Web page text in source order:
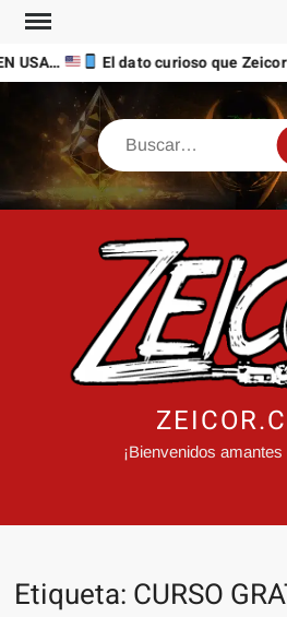
Saltar
contenido
USA… El dato curioso que Zeicor
Buscar
¡Bienvenidos amantes
Etiqueta: CURSO